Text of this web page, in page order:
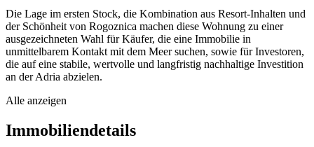
Die Lage im ersten Stock, die Kombination aus Resort-Inhalten und
der Schönheit von Rogoznica machen diese Wohnung zu einer
ausgezeichneten Wahl für Käufer, die eine Immobilie in
unmittelbarem Kontakt mit dem Meer suchen, sowie für Investoren,
die auf eine stabile, wertvolle und langfristig nachhaltige Investition
an der Adria abzielen.
Alle anzeigen
Immobiliendetails